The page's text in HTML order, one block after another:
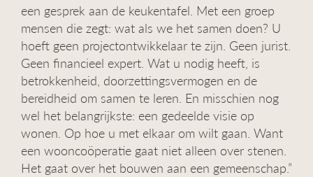
een gesprek aan de keukentafel. Met een groep
mensen die zegt: wat als we het samen doen? U
hoeft geen projectontwikkelaar te zijn. Geen jurist.
Geen financieel expert. Wat u nodig heeft, is
betrokkenheid, doorzettingsvermogen en de
bereidheid om samen te leren. En misschien nog
wel het belangrijkste: een gedeelde visie op
wonen. Op hoe u met elkaar om wilt gaan. Want
een wooncoöperatie gaat niet alleen over stenen.
Het gaat over het bouwen aan een gemeenschap.”